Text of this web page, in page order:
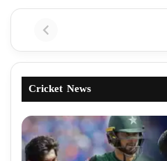
Cricket News